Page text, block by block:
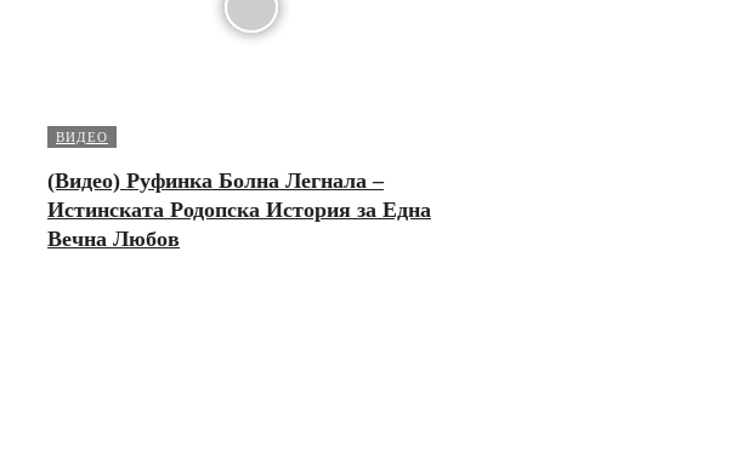
ВИДЕО
(Видео) Руфинка Болна Легнала –
Истинската Родопска История за Една
Вечна Любов